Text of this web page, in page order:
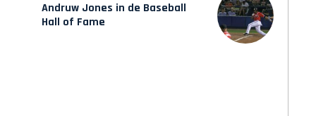
Andruw Jones in de Baseball
Hall of Fame